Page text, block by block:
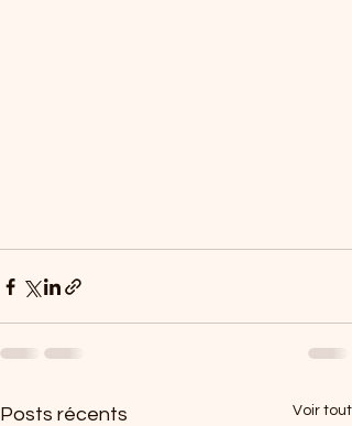
Posts récents Voir tout